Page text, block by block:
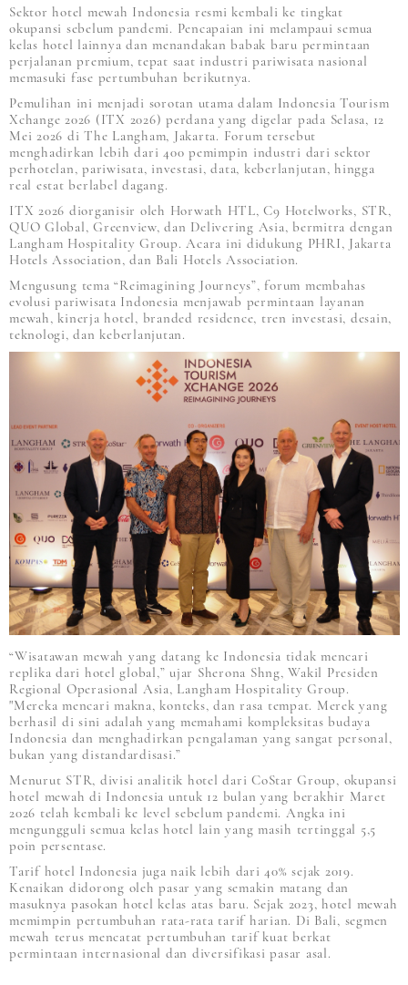
Sektor hotel mewah Indonesia resmi kembali ke tingkat
okupansi sebelum pandemi. Pencapaian ini melampaui semua
kelas hotel lainnya dan menandakan babak baru permintaan
perjalanan premium, tepat saat industri pariwisata nasional
memasuki fase pertumbuhan berikutnya.
Pemulihan ini menjadi sorotan utama dalam Indonesia Tourism
Xchange 2026 (ITX 2026) perdana yang digelar pada Selasa, 12
Mei 2026 di The Langham, Jakarta. Forum tersebut
menghadirkan lebih dari 400 pemimpin industri dari sektor
perhotelan, pariwisata, investasi, data, keberlanjutan, hingga
real estat berlabel dagang.
ITX 2026 diorganisir oleh Horwath HTL, C9 Hotelworks, STR,
QUO Global, Greenview, dan Delivering Asia, bermitra dengan
Langham Hospitality Group. Acara ini didukung PHRI, Jakarta
Hotels Association, dan Bali Hotels Association.
Mengusung tema “Reimagining Journeys”, forum membahas
evolusi pariwisata Indonesia menjawab permintaan layanan
mewah, kinerja hotel, branded residence, tren investasi, desain,
teknologi, dan keberlanjutan.
“Wisatawan mewah yang datang ke Indonesia tidak mencari
replika dari hotel global,” ujar Sherona Shng, Wakil Presiden
Regional Operasional Asia, Langham Hospitality Group.
"Mereka mencari makna, konteks, dan rasa tempat. Merek yang
berhasil di sini adalah yang memahami kompleksitas budaya
Indonesia dan menghadirkan pengalaman yang sangat personal,
bukan yang distandardisasi.”
Menurut STR, divisi analitik hotel dari CoStar Group, okupansi
hotel mewah di Indonesia untuk 12 bulan yang berakhir Maret
2026 telah kembali ke level sebelum pandemi. Angka ini
mengungguli semua kelas hotel lain yang masih tertinggal 5,5
poin persentase.
Tarif hotel Indonesia juga naik lebih dari 40% sejak 2019.
Kenaikan didorong oleh pasar yang semakin matang dan
masuknya pasokan hotel kelas atas baru. Sejak 2023, hotel mewah
memimpin pertumbuhan rata-rata tarif harian. Di Bali, segmen
mewah terus mencatat pertumbuhan tarif kuat berkat
permintaan internasional dan diversifikasi pasar asal.